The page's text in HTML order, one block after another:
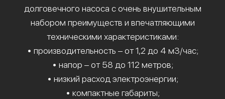
долговечного насоса с очень внушительным
набором преимуществ и впечатляющими
техническими характеристиками:
• производительность – от 1,2 до 4 м3/час;
• напор – от 58 до 112 метров;
• низкий расход электроэнергии;
• компактные габариты;